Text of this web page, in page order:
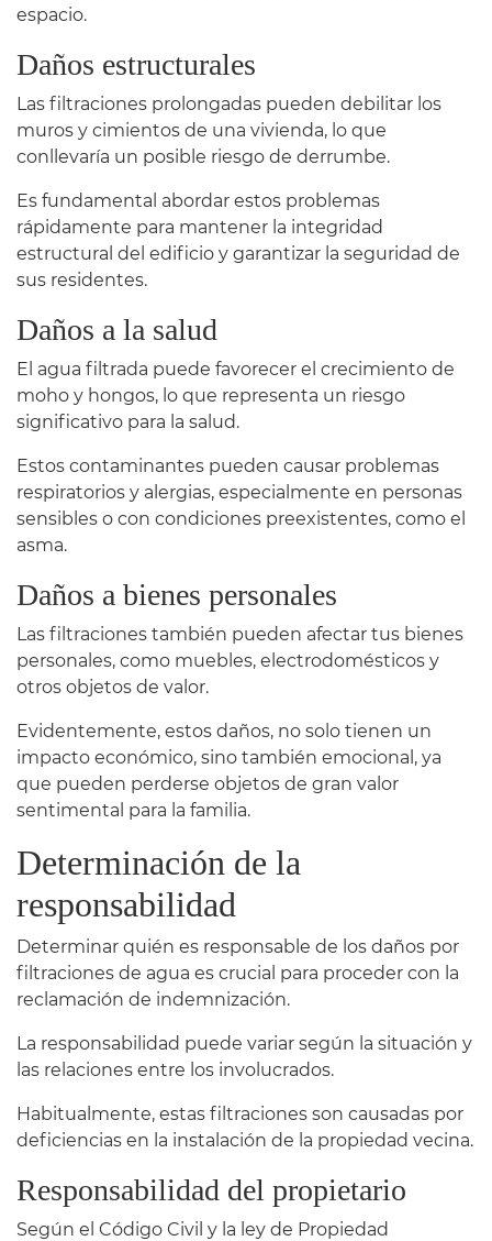
espacio.
Daños estructurales
Las filtraciones prolongadas pueden debilitar los
muros y cimientos de una vivienda, lo que
conllevaría un posible riesgo de derrumbe.
Es fundamental abordar estos problemas
rápidamente para mantener la integridad
estructural del edificio y garantizar la seguridad de
sus residentes.
Daños a la salud
El agua filtrada puede favorecer el crecimiento de
moho y hongos, lo que representa un riesgo
significativo para la salud.
Estos contaminantes pueden causar problemas
respiratorios y alergias, especialmente en personas
sensibles o con condiciones preexistentes, como el
asma.
Daños a bienes personales
Las filtraciones también pueden afectar tus bienes
personales, como muebles, electrodomésticos y
otros objetos de valor.
Evidentemente, estos daños, no solo tienen un
impacto económico, sino también emocional, ya
que pueden perderse objetos de gran valor
sentimental para la familia.
Determinación de la
responsabilidad
Determinar quién es responsable de los daños por
filtraciones de agua es crucial para proceder con la
reclamación de indemnización.
La responsabilidad puede variar según la situación y
las relaciones entre los involucrados.
Habitualmente, estas filtraciones son causadas por
deficiencias en la instalación de la propiedad vecina.
Responsabilidad del propietario
Según el Código Civil y la ley de Propiedad